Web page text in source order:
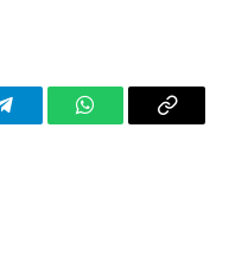
TelegramWhatsAppCopy